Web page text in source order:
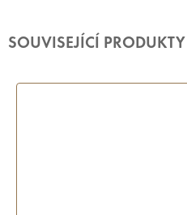
SOUVISEJÍCÍ PRODUKTY